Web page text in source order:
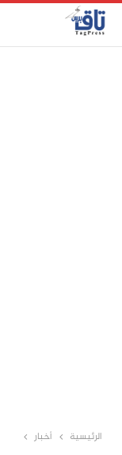
الرئيسية أخبار